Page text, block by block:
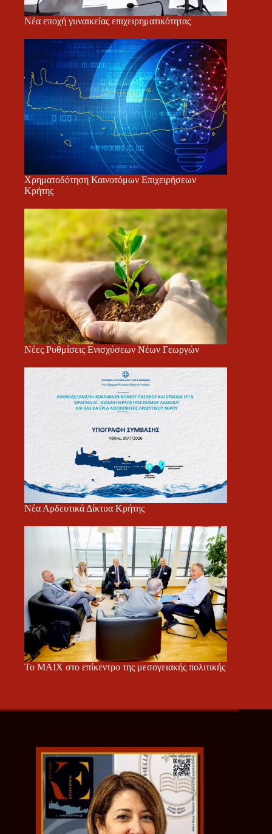
Νέα εποχή γυναικείας επιχειρηματικότητας
Χρηματοδότηση Καινοτόμων Επιχειρήσεων
Κρήτης
Νέες Ρυθμίσεις Ενισχύσεων Νέων Γεωργών
Νέα Αρδευτικά Δίκτυα Κρήτης
Το ΜΑΙΧ στο επίκεντρο της μεσογειακής πολιτικής